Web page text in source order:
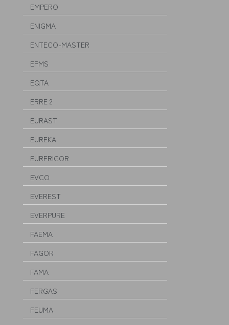
EMPERO
ENIGMA
ENTECO-MASTER
EPMS
EQTA
ERRE 2
EURAST
EUREKA
EURFRIGOR
EVCO
EVEREST
EVERPURE
FAEMA
FAGOR
FAMA
FERGAS
FEUMA